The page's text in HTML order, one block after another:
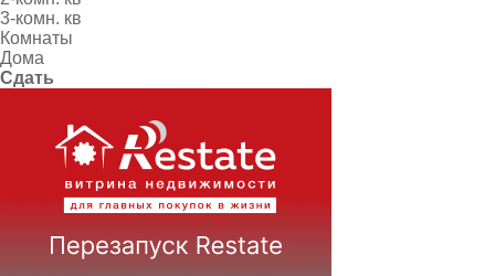
3-комн. кв
Комнаты
Дома
Сдать